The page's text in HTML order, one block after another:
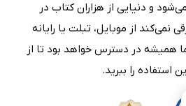
و دنیایی از هزاران کتاب در
نمی‌کند از موبایل، تبلت یا رایانه
همیشه در دسترس خواهد بود تا از
استفاده را ببرید.